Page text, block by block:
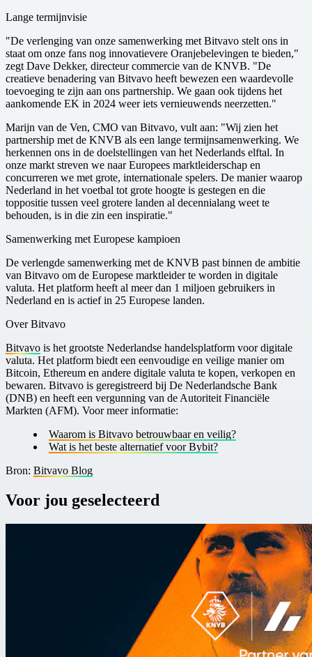
Lange termijnvisie
"De verlenging van onze samenwerking met Bitvavo stelt ons in
staat om onze fans nog innovatievere Oranjebelevingen te bieden,"
zegt Dave Dekker, directeur commercie van de KNVB. "De
creatieve benadering van Bitvavo heeft bewezen een waardevolle
toevoeging te zijn aan ons partnership. We gaan ook tijdens het
aankomende EK in 2024 weer iets vernieuwends neerzetten."
Marijn van de Ven, CMO van Bitvavo, vult aan: "Wij zien het
partnership met de KNVB als een lange termijnsamenwerking. We
herkennen ons in de doelstellingen van het Nederlands elftal. In
onze markt streven we naar Europees marktleiderschap en
concurreren we met grote, internationale spelers. De manier waarop
Nederland in het voetbal tot grote hoogte is gestegen en die
toppositie tussen veel grotere landen al decennialang weet te
behouden, is in die zin een inspiratie."
Samenwerking met Europese kampioen
De verlengde samenwerking met de KNVB past binnen de ambitie
van Bitvavo om de Europese marktleider te worden in digitale
valuta. Het platform heeft al meer dan 1 miljoen gebruikers in
Nederland en is actief in 25 Europese landen.
Over Bitvavo
Bitvavo is het grootste Nederlandse handelsplatform voor digitale
valuta. Het platform biedt een eenvoudige en veilige manier om
Bitcoin, Ethereum en andere digitale valuta te kopen, verkopen en
bewaren. Bitvavo is geregistreerd bij De Nederlandsche Bank
(DNB) en heeft een vergunning van de Autoriteit Financiële
Markten (AFM). Voor meer informatie:
W aarom is Bitvavo betrouwbaar en veilig?
W at is het beste alternatief voor Bybit?
B ron: Bitvavo Blog
Voor jou geselecteerd